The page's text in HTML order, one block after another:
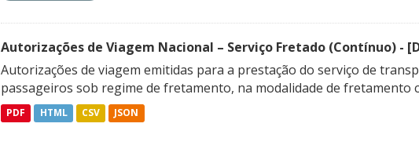
Autorizações de Viagem Nacional – Serviço Fretado (Contínuo) -
Autorizações de viagem emitidas para a prestação do serviço de
passageiros sob regime de fretamento, na modalidade de fretamento
PDF HTML CSV JSON